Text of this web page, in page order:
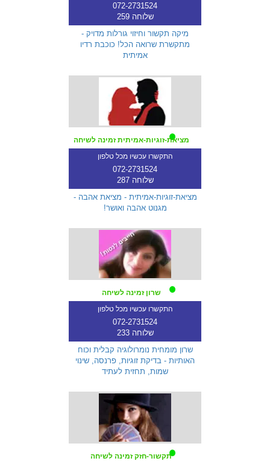
072-2731524
שלוחה 259
מיקה תקשור וחיזוי גורלות מדויק -
מתקשרת שרואה הכל! כוכבת רדיו
אמיתית
מציאת-זוגיות-אמיתית זמינה לשיחה
התקשרו עכשיו מכל טלפון
072-2731524
שלוחה 287
מציאת-זוגיות-אמיתית - מציאת אהבה -
מגנוט אהבה ואושר!
שרון זמינה לשיחה
התקשרו עכשיו מכל טלפון
072-2731524
שלוחה 233
שרון מומחית נומרולוגיה קבלית וכוח
האותיות - בדיקת זוגיות, פרנסה, שינוי
שמות, תחזית לעתיד
תקשור-חזק זמינה לשיחה